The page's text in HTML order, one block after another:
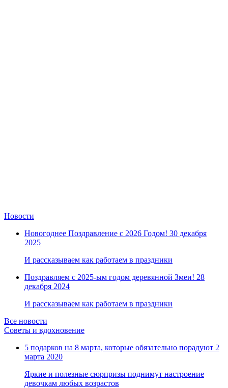
Новости
Новогоднее Поздравление с 2026 Годом! 30 декабря
2025
И рассказываем как работаем в праздники
Поздравляем с 2025-ым годом деревянной Змеи! 28
декабря 2024
И рассказываем как работаем в праздники
Все новости
Советы и вдохновение
5 подарков на 8 марта, которые обязательно порадуют 2
марта 2020
Яркие и полезные сюрпризы поднимут настроение
девочкам любых возрастов